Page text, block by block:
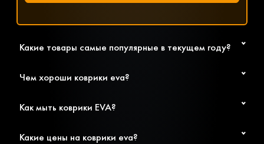
Какие товары самые популярные в текущем году?
Чем хороши коврики eva?
Как мыть коврики EVA?
Какие цены на коврики eva?